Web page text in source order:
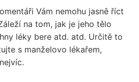
Vám nemohu jasně říct
na tom, jak je jeho tělo
léky bere atd. atd. Určitě to
s manželovo lékařem,